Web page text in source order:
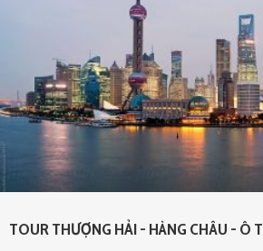
TOUR THƯỢNG HẢI - HÀNG CHÂU - Ô